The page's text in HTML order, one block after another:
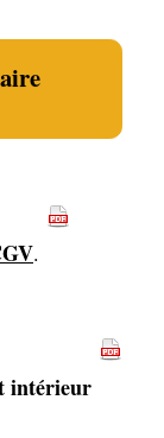
.
intérieur